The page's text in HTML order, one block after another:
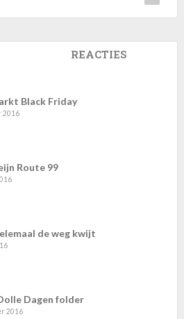
Black Friday
2016
Route 99
de weg kwijt
Dagen folder
2016